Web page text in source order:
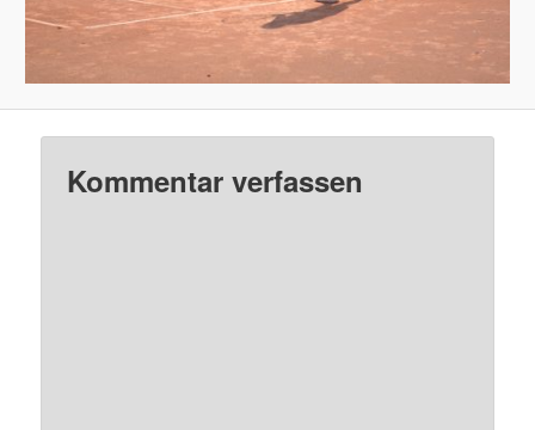
Kommentar verfassen